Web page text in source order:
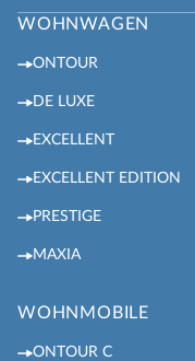
WOHNWAGEN
ONTOUR
DE LUXE
EXCELLENT
EXCELLENT EDITION
PRESTIGE
MAXIA
WOHNMOBILE
ONTOUR C